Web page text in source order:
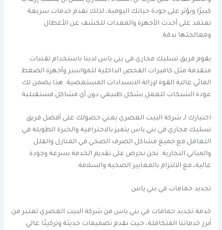
كبيرًا ويؤثر على جودة حياتك اليومية، لذلك نقدم خدمات سريعة
تعتمد على أحدث الأجهزة والمعدات للكشف عن الأعطال
ومعالجتها بدقة.
يقوم فريق تسليك مجاري في بني ياس لدينا باستخدام تقنيات
متقدمة مثل كاميرات الفحص الداخلية للمواسير وأجهزة الضغط
المائي عالية القوة لإزالة الانسدادات المستعصية. هذا يضمن لك
عودة الشبكات للعمل بشكل طبيعي دون أي مشاكل مستقبلية.
اختيارك لـ شركة البيت العصري يعني حصولك على أفضل فريق
تسليك مجاري في بني ياس يتميز بالاحترافية والخبرة الطويلة في
التعامل مع جميع مشاكل الصرف الصحي في المنازل والفلل
والمباني التجارية. نحن نحرص على تقديم الخدمة بسرعة وجودة
عالية، مع الالتزام بالمعايير الصحية والسلامة.
تجديد حمامات في بني ياس
خدمة تجديد حمامات في بني ياس من شركة البيت العصري تعتبر من
أبرز خدماتنا المتكاملة، حيث نقدم تصميمات حديثة وتركيبًا عالي